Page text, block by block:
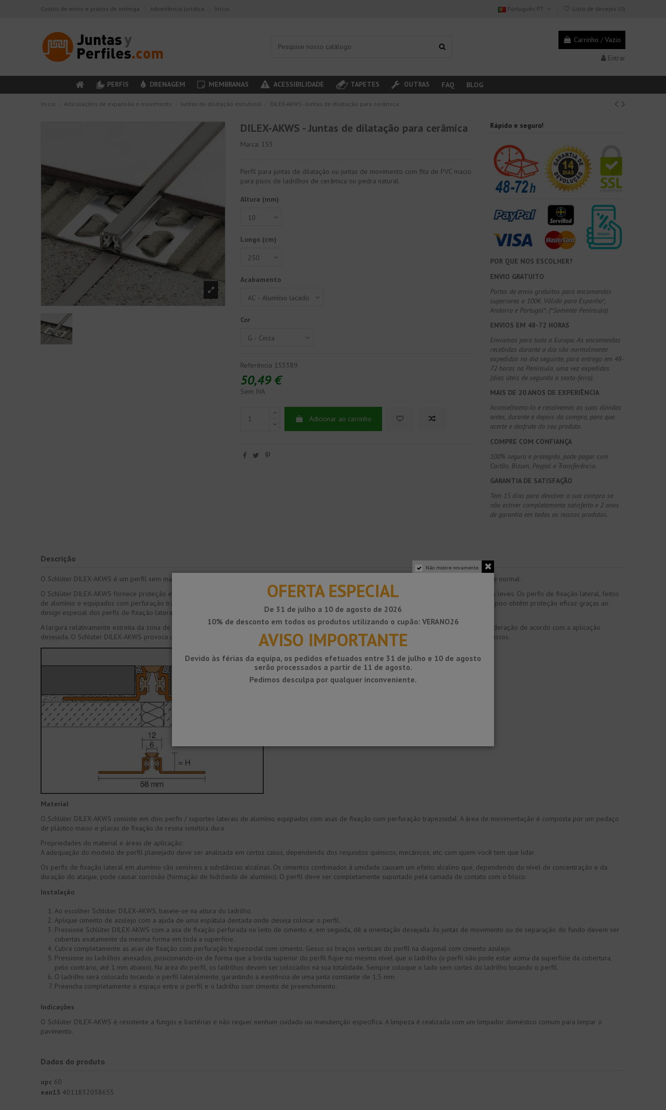
Custos de envio e prazos de entrega Advertência jurídica Início Português PT Lista de desejos (0)
Carrinho / Vazio
Entrar
PERFIS DRENAGEM MEMBRANAS ACESSIBILIDADE TAPETES OUTRAS FAQ BLOG
Início Articulações de expansão e movimento Juntas de dilatação estrutural DILEX-AKWS - Juntas de dilatação para cerâmica
DILEX-AKWS - Juntas de dilatação para cerâmica
Marca: 153
Perfil para juntas de dilatação ou juntas de movimento com fita de PVC macio
para pisos de ladrilhos de cerâmica ou pedra natural.
Altura (mm)
Longo (cm)
Acabamento
Cor
Referência 153389
50,49 €
Sem IVA
Adicionar ao carrinho
Rápido e seguro!
POR QUE NOS ESCOLHER?
ENVIO GRATUITO
Portes de envio gratuitos para encomendas
superiores a 100€. Válido para Espanha*,
Andorra e Portugal*. (*Somente Península)
ENVIOS EM 48-72 HORAS
Enviamos para toda a Europa. As encomendas
recebidas durante o dia são normalmente
expedidas no dia seguinte, para entrega em 48-
72 horas na Península, uma vez expedidas
(dias úteis de segunda a sexta-feira).
MAIS DE 20 ANOS DE EXPERIÊNCIA
Aconselhamo-lo e resolvemos as suas dúvidas
antes, durante e depois da compra, para que
acerte e desfrute do seu produto.
COMPRE COM CONFIANÇA
100% seguro e protegido, pode pagar com
Cartão, Bizum, Paypal e Transferência.
GARANTIA DE SATISFAÇÃO
Tem 15 dias para devolver a sua compra se
não estiver completamente satisfeito e 2 anos
de garantia em todos os nossos produtos.
Descrição
O Schlüter DILEX-AKWS é um perfil sem manutenção para juntas de movimento, projetado para pisos de ladrilhos ou pedras naturais sujeitos a desgaste normal.
O Schlüter DILEX-AKWS fornece proteção eficaz de borda para pisos que suportam tráfego intenso de pedestres ou são usados ​​por veículos industriais leves. Os perfis de fixação lateral, feitos
de alumínio e equipados com perfuração trapezoidal, são fixados a uma área de movimento suave de 6 mm de largura, feita de plástico. As bordas do piso obtêm proteção eficaz graças ao
design especial dos perfis de fixação laterais.
A largura relativamente estreita da zona de movimento resulta em uma capacidade limitada de absorção de movimento, que deve ser levada em consideração de acordo com a aplicação
desejada. O Schlüter DILEX-AKWS provoca uma interrupção da ressonância no material de cobertura, reduzindo assim a transmissão do estrondo dos passos.
Material
O Schlüter DILEX-AKWS consiste em dois perfis / suportes laterais de alumínio equipados com asas de fixação com perfuração trapezoidal. A área de movimentação é composta por um pedaço
de plástico macio e placas de fixação de resina sintética dura.
Propriedades do material e áreas de aplicação:
A adequação do modelo de perfil planejado deve ser analisada em certos casos, dependendo dos requisitos químicos, mecânicos, etc. com quem você tem que lidar.
Os perfis de fixação lateral em alumínio são sensíveis a substâncias alcalinas. Os cimentos combinados à umidade causam um efeito alcalino que, dependendo do nível de concentração e da
duração do ataque, pode causar corrosão (formação de hidróxido de alumínio). O perfil deve ser completamente suportado pela camada de contato com o bloco.
Instalação
Ao escolher Schlüter DILEX-AKWS, baseie-se na altura do ladrilho.
Aplique cimento de azulejo com a ajuda de uma espátula dentada onde deseja colocar o perfil.
Pressione Schlüter DILEX-AKWS com a asa de fixação perfurada no leito de cimento e, em seguida, dê a orientação desejada. As juntas de movimento ou de separação do fundo devem ser
cobertas exatamente da mesma forma em toda a superfície.
Cubra completamente as asas de fixação com perfuração trapezoidal com cimento. Gesso os braços verticais do perfil na diagonal com cimento azulejo.
Pressione os ladrilhos anexados, posicionando-os de forma que a borda superior do perfil fique no mesmo nível que o ladrilho (o perfil não pode estar acima da superfície da cobertura,
pelo contrário, até 1 mm abaixo). Na área do perfil, os ladrilhos devem ser colocados na sua totalidade. Sempre coloque o lado sem cortes do ladrilho tocando o perfil.
O ladrilho será colocado tocando o perfil lateralmente, garantindo a existência de uma junta constante de 1,5 mm.
Preencha completamente o espaço entre o perfil e o ladrilho com cimento de preenchimento.
Indicações
O Schlüter DILEX-AKWS é resistente a fungos e bactérias e não requer nenhum cuidado ou manutenção específica. A limpeza é realizada com um limpador doméstico comum para limpar o
pavimento.
Dados do produto
upc 60
ean13 4011832038655
Não mostre novamente.
OFERTA ESPECIAL
De 31 de julho a 10 de agosto de 2026
10% de desconto em todos os produtos utilizando o cupão: VERANO26
AVISO IMPORTANTE
Devido às férias da equipa, os pedidos efetuados entre 31 de julho e 10 de agosto
serão processados ​​a partir de 11 de agosto.
Pedimos desculpa por qualquer inconveniente.